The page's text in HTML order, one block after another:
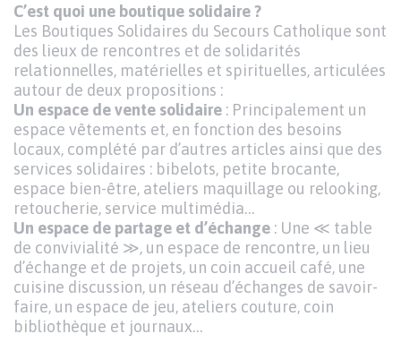
C’est quoi une boutique solidaire ?
Les Boutiques Solidaires du Secours Catholique sont
des lieux de rencontres et de solidarités
relationnelles, matérielles et spirituelles, articulées
autour de deux propositions :
Un espace de vente solidaire : Principalement un
espace vêtements et, en fonction des besoins
locaux, complété par d’autres articles ainsi que des
services solidaires : bibelots, petite brocante,
espace bien-être, ateliers maquillage ou relooking,
retoucherie, service multimédia…
Un espace de partage et d’échange : Une ≪ table
de convivialité ≫, un espace de rencontre, un lieu
d’échange et de projets, un coin accueil café, une
cuisine discussion, un réseau d’échanges de savoir-
faire, un espace de jeu, ateliers couture, coin
bibliothèque et journaux…